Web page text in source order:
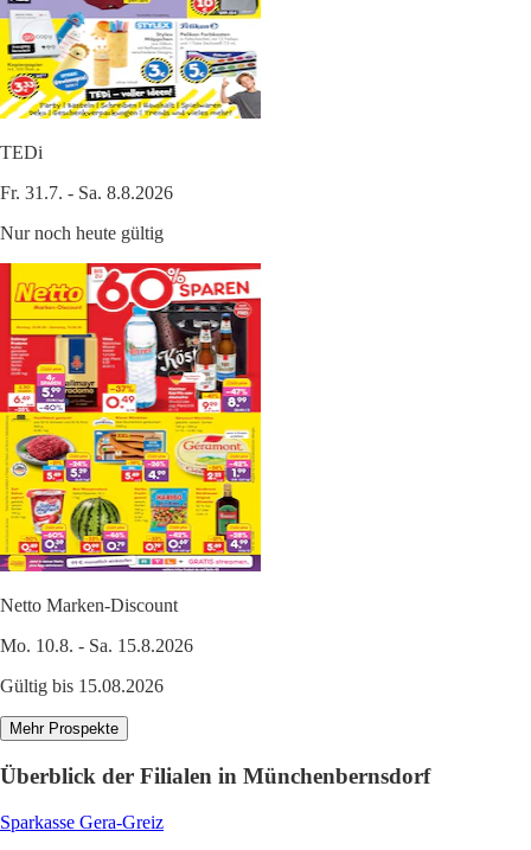
TEDi
Fr. 31.7. - Sa. 8.8.2026
Nur noch heute gültig
Netto Marken-Discount
Mo. 10.8. - Sa. 15.8.2026
Gültig bis 15.08.2026
Mehr Prospekte
Überblick der Filialen in Münchenbernsdorf
Sparkasse Gera-Greiz